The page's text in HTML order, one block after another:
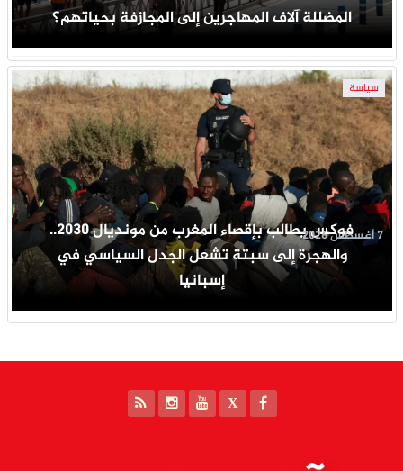
المضللة آلاف المهاجرين إلى المجازفة بحياتهم؟
سياسة
فوكس يطالب بإقصاء المغرب من مونديال 2030..
والهجرة إلى سبتة تشعل الجدل السياسي في
إسبانيا
7 أغسطس 2026